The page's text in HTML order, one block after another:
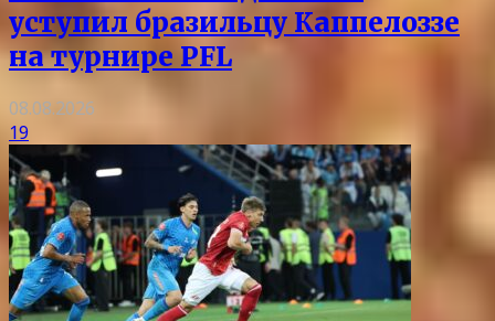
уступил бразильцу Каппелоззе
на турнире PFL
08.08.2026
19